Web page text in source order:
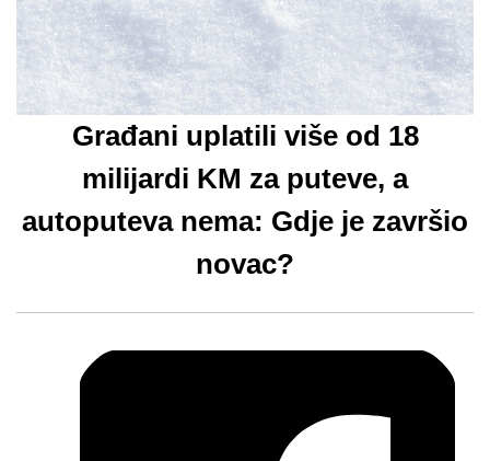
Građani uplatili više od 18
milijardi KM za puteve, a
autoputeva nema: Gdje je završio
novac?